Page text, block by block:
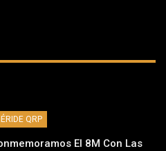
QRP
El 8M Con Las